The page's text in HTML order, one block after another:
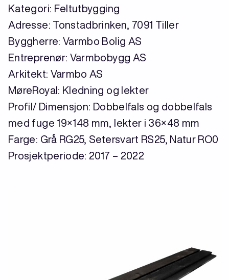
Kategori: Feltutbygging
Adresse: Tonstadbrinken, 7091 Tiller
Byggherre: Varmbo Bolig AS
Entreprenør: Varmbobygg AS
Arkitekt: Varmbo AS
MøreRoyal: Kledning og lekter
Profil/ Dimensjon: Dobbelfals og dobbelfals
med fuge 19×148 mm, lekter i 36×48 mm
Farge: Grå RG25, Setersvart RS25, Natur RO0
Prosjektperiode: 2017 – 2022